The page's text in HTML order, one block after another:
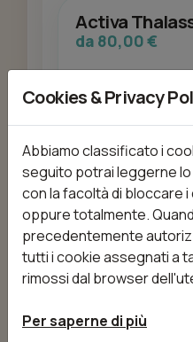
Activa
da 80,00 €
Applicazione
da 26,00 €
Cookies & Privacy
Abbiamo classificato i
seguito potrai leggerne
con la facoltà di bloccare
oppure totalmente.
precedentemente
tutti i cookie assegnati a
rimossi dal browser
Per saperne di più